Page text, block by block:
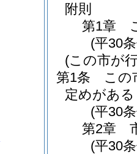
附則
第1章
(平30
(この市が
第1条
この
定めがあ
(平30
第2章
(平30